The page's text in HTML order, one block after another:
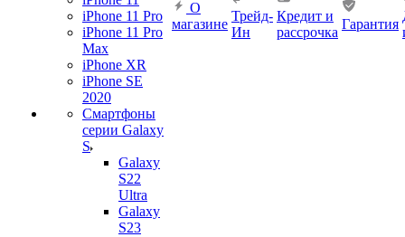
iPhone 11 Pro
iPhone 11 Pro
Max
iPhone XR
iPhone SE
2020
Смартфоны
серии Galaxy
S
Galaxy
S22
Ultra
Galaxy
S23
О
магазине
Трейд-
Ин
Кредит и
рассрочка
Гарантия